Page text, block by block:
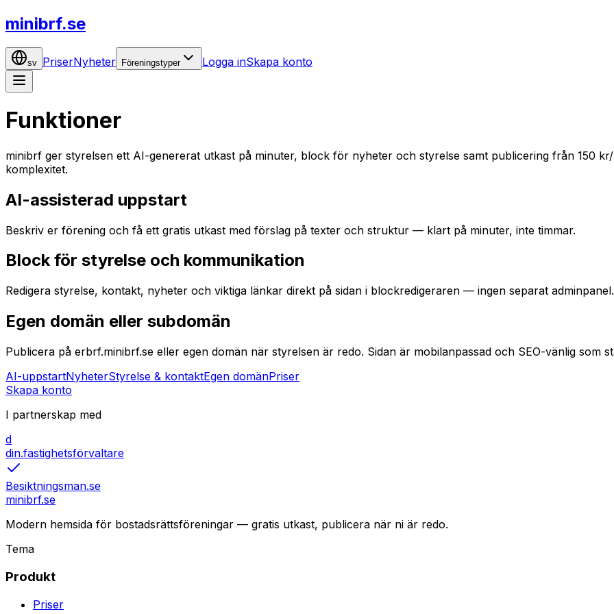
minibrf.se
sv PriserNyheter Föreningstyper Logga inSkapa konto
Funktioner
minibrf ger styrelsen ett AI-genererat utkast på minuter, block för nyheter och styrelse samt publicering från 150
komplexitet.
AI-assisterad uppstart
Beskriv er förening och få ett gratis utkast med förslag på texter och struktur — klart på minuter, inte timmar.
Block för styrelse och kommunikation
Redigera styrelse, kontakt, nyheter och viktiga länkar direkt på sidan i blockredigeraren — ingen separat adminpanel.
Egen domän eller subdomän
Publicera på erbrf.minibrf.se eller egen domän när styrelsen är redo. Sidan är mobilanpassad och SEO-vänlig som
AI-uppstartNyheterStyrelse & kontaktEgen domänPriser
Skapa konto
I partnerskap med
d
din.fastighetsförvaltare
Besiktningsman.se
minibrf.se
Modern hemsida för bostadsrättsföreningar — gratis utkast, publicera när ni är redo.
Tema
Produkt
Priser